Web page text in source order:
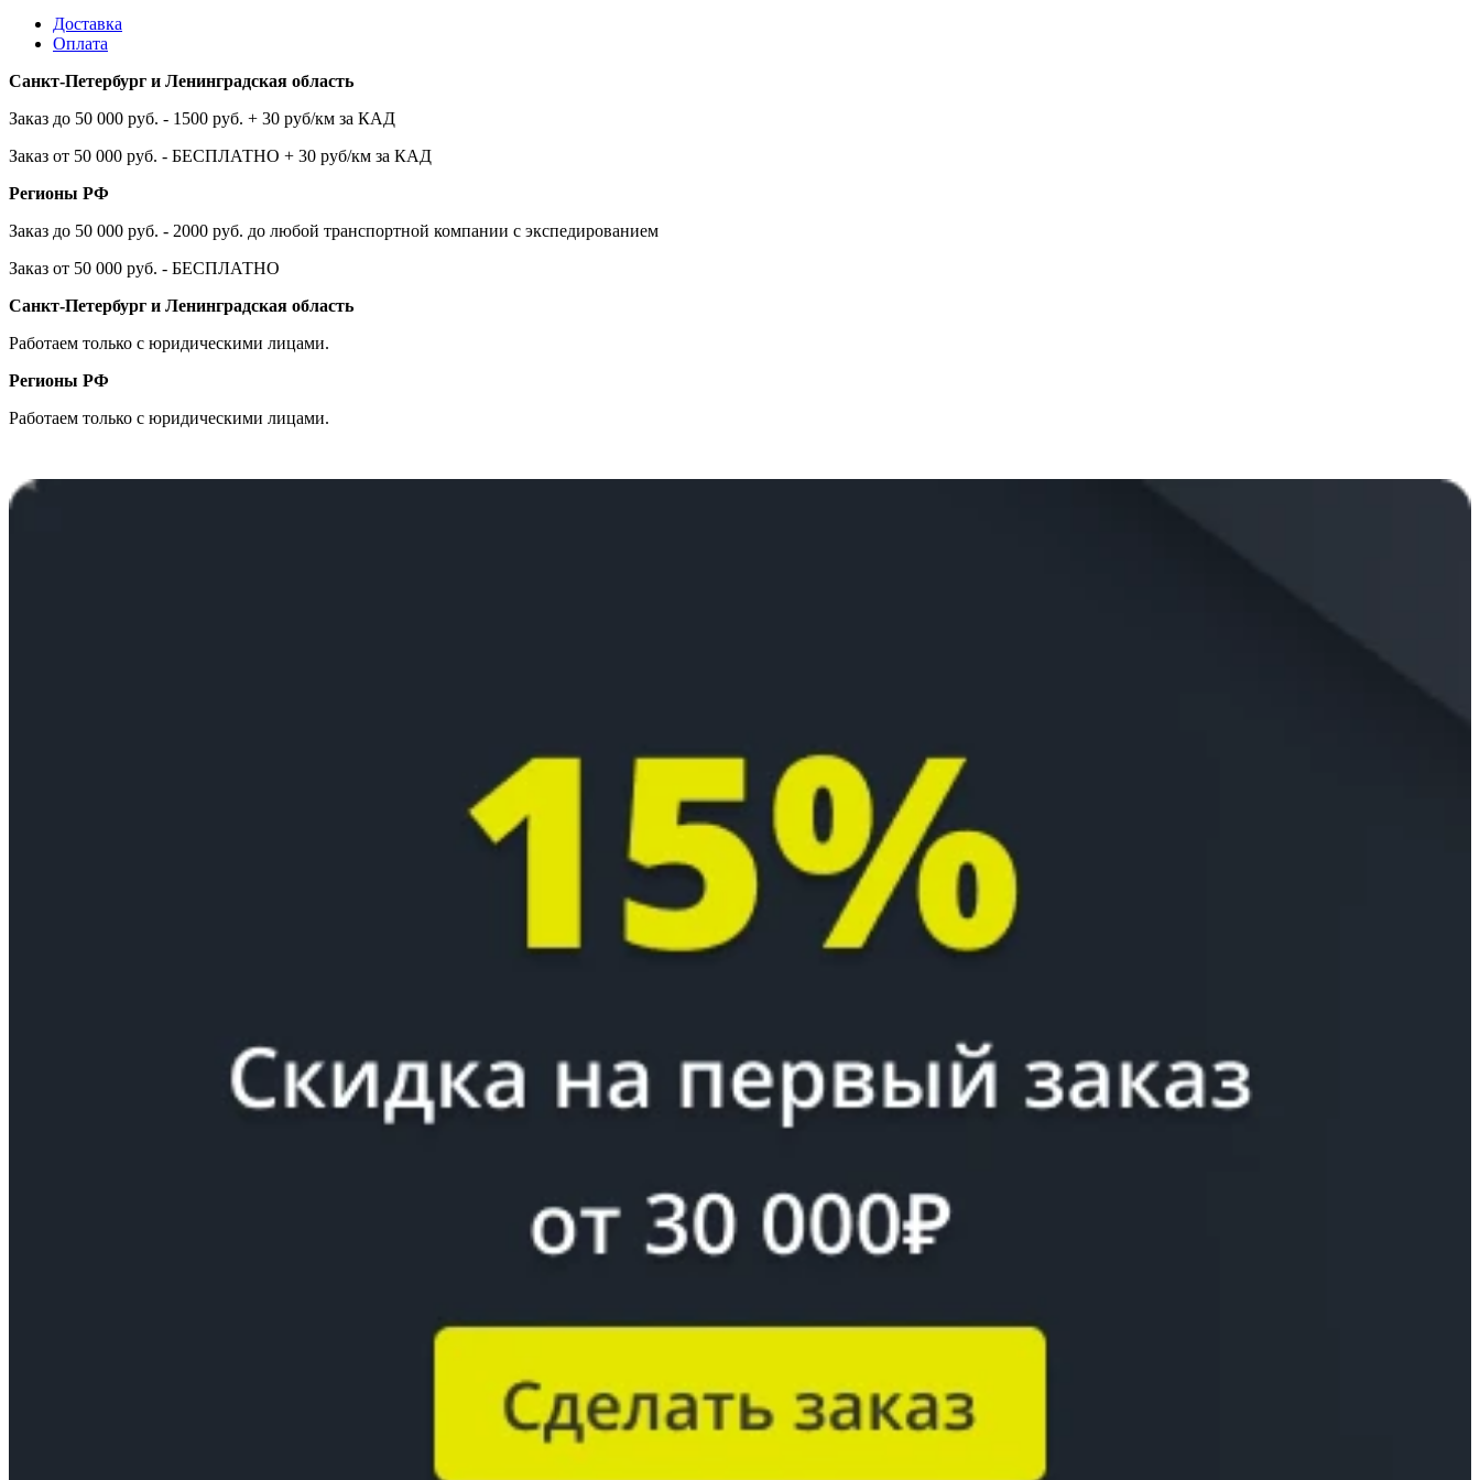
Доставка
Оплата
Санкт-Петербург и Ленинградская область
Заказ до 50 000 руб. - 1500 руб. + 30 руб/км за КАД
Заказ от 50 000 руб. - БЕСПЛАТНО + 30 руб/км за КАД
Регионы РФ
Заказ до 50 000 руб. - 2000 руб. до любой транспортной компании с экспедированием
Заказ от 50 000 руб. - БЕСПЛАТНО
Санкт-Петербург и Ленинградская область
Работаем только с юридическими лицами.
Регионы РФ
Работаем только с юридическими лицами.